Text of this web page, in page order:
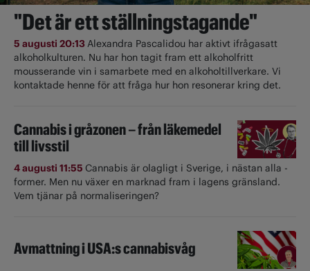
"Det är ett ställningstagande"
5 augusti 20:13Alexandra Pascalidou har aktivt ifrågasatt
alkoholkulturen. Nu har hon tagit fram ett alkoholfritt
mousserande vin i samarbete med en alkoholtillverkare. Vi
kontaktade henne för att fråga hur hon resonerar kring det.
Cannabis i gråzonen – från läkemedel
till livsstil
4 augusti 11:55 Cannabis är olagligt i ­Sverige, i nästan alla ­
former. Men nu växer en marknad fram i lagens gränsland.
Vem tjänar på normaliseringen?
Avmattning i USA:s cannabisvåg